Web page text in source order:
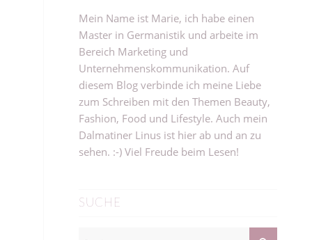
Mein Name ist Marie, ich habe einen
Master in Germanistik und arbeite im
Bereich Marketing und
Unternehmenskommunikation. Auf
diesem Blog verbinde ich meine Liebe
zum Schreiben mit den Themen Beauty,
Fashion, Food und Lifestyle. Auch mein
Dalmatiner Linus ist hier ab und an zu
sehen. :-) Viel Freude beim Lesen!
SUCHE